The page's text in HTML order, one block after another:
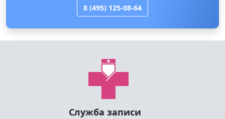
8 (495) 125-08-64
Служба записи